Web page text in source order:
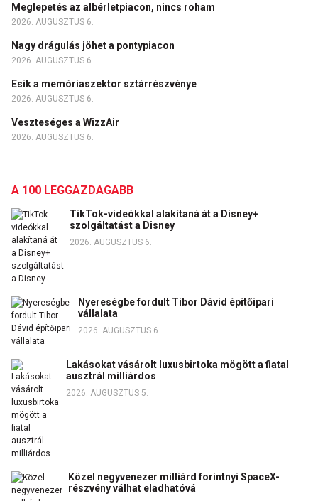
Meglepetés az albérletpiacon, nincs roham
2026. AUGUSZTUS 6.
Nagy drágulás jöhet a pontypiacon
2026. AUGUSZTUS 6.
Esik a memóriaszektor sztárrészvénye
2026. AUGUSZTUS 6.
Veszteséges a WizzAir
2026. AUGUSZTUS 6.
A 100 LEGGAZDAGABB
TikTok-videókkal alakítaná át a Disney+
szolgáltatást a Disney
2026. AUGUSZTUS 6.
Nyereségbe fordult Tibor Dávid építőipari
vállalata
2026. AUGUSZTUS 6.
Lakásokat vásárolt luxusbirtoka mögött a fiatal
ausztrál milliárdos
2026. AUGUSZTUS 5.
Közel negyvenezer milliárd forintnyi SpaceX-
részvény válhat eladhatóvá